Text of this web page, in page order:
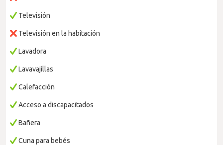
Televisión
Televisión en la habitación
Lavadora
Lavavajillas
Calefacción
Acceso a discapacitados
Bañera
Cuna para bebés